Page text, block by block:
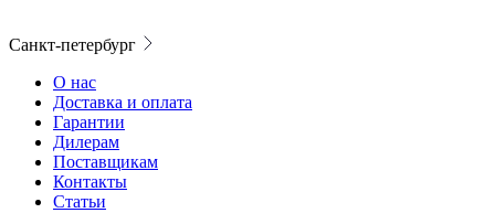
Санкт-петербург
О нас
Доставка и оплата
Гарантии
Дилерам
Поставщикам
Контакты
Статьи